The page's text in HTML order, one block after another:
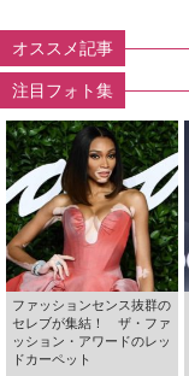
オススメ記事
注目フォト集
ファッションセンス抜群の
セレブが集結！ ザ・ファ
ッション・アワードのレッ
ドカーペット